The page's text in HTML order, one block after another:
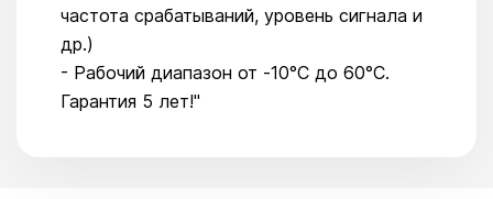
частота срабатываний, уровень сигнала и
др.)
- Рабочий диапазон от -10°C до 60°C.
Гарантия 5 лет!"